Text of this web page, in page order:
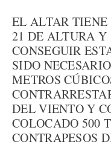
EL ALTAR TIENE
21 DE ALTURA Y
CONSEGUIR
SIDO
METROS
DEL VIENTO Y
COLOCADO 500
CONTRAPESOS